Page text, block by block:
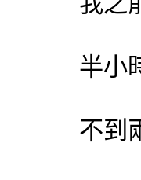
半小
不到